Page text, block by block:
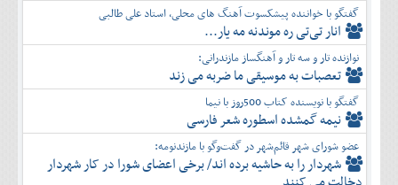
گفتگو با خواننده پیشکسوت آهنگ های محلی، استاد علی طالبی
انار تی‌تی ره موندنه مه یار...
نوازنده تار و سه تار و آهنگساز مازندرانی:
تعصبات به موسیقی ما ضربه می زند
گفتگو با نویسنده کتاب 500روز با نیما
نیمه گمشده اسطوره شعر فارسی
عضو شورای شهر قائم‌شهر در گفت‌و‌گو با مازندنومه:
شهردار را به حاشیه برده اند/ برخی اعضای شورا در کار شهردار